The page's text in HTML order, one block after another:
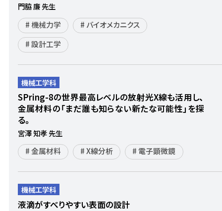
門脇 廉 先生
機械力学
バイオメカニクス
設計工学
機械工学科
SPring-8の世界最高レベルの放射光X線も活用し、
金属材料の「まだ誰も知らない新たな可能性」を探
る。
宮澤 知孝 先生
金属材料
X線分析 電子顕微鏡
機械工学科
液滴がすべりやすい表面の設計